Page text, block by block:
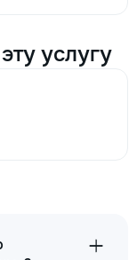
услугу